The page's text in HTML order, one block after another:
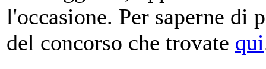
l'occasione. Per saperne
del concorso che trovate qui